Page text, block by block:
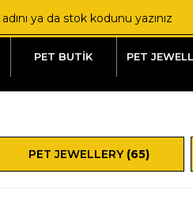
PET BUTİK PET
PET JEWELLERY (65)